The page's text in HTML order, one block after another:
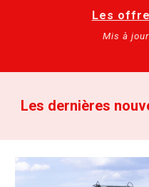
Les
Mis à
Les dernières